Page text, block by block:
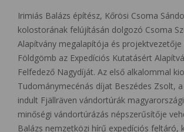
Irimiás Balázs építész, Kőrösi Csoma
kolostorának felújításán dolgozó Csoma
Alapítvány megalapítója és projektvezetője
Földgömb az Expedíciós Kutatásért
Felfedező Nagydíját. Az első alkalommal
Tudománymecénás díjat Beszédes Zsolt,
indult Fjällräven vándortúrák
minőségi vándortúrázás népszerűsítője
Balázs nemzetközi hírű expedíciós feltáró,